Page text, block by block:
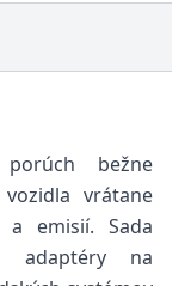
bežne
vrátane
a emisií. Sada
adaptéry na